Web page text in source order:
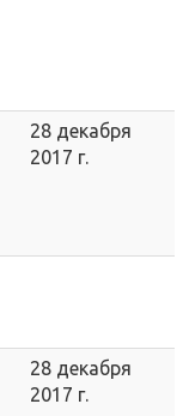
28 декабря
2017 г.
28 декабря
2017 г.